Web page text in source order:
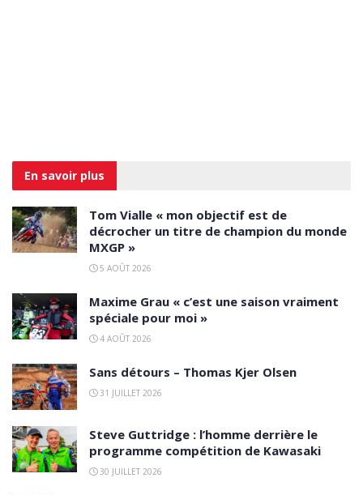
En savoir plus
Tom Vialle « mon objectif est de
décrocher un titre de champion du monde
MXGP »
5 AOÛT 2026
Maxime Grau « c’est une saison vraiment
spéciale pour moi »
4 AOÛT 2026
Sans détours – Thomas Kjer Olsen
31 JUILLET 2026
Steve Guttridge : l’homme derrière le
programme compétition de Kawasaki
30 JUILLET 2026